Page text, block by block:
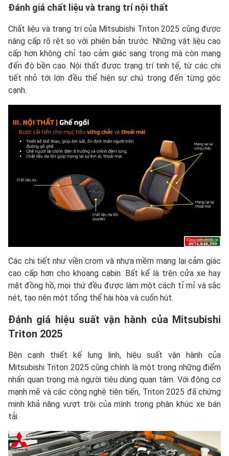
Đánh giá chất liệu và trang trí nội thất
Chất liệu và trang trí của Mitsubishi Triton 2025 cũng được
nâng cấp rõ rệt so với phiên bản trước. Những vật liệu cao
cấp hơn không chỉ tạo cảm giác sang trọng mà còn mang
đến độ bền cao. Nội thất được trang trí tinh tế, từ các chi
tiết nhỏ tới lớn đều thể hiện sự chú trọng đến từng góc
cạnh.
Các chi tiết như viền crom và nhựa mềm mang lại cảm giác
cao cấp hơn cho khoang cabin. Bất kể là trên cửa xe hay
mặt đồng hồ, mọi thứ đều được làm một cách tỉ mỉ và sắc
nét, tạo nên một tổng thể hài hòa và cuốn hút.
Đánh giá hiệu suất vận hành của Mitsubishi
Triton 2025
Bên cạnh thiết kế lung linh, hiệu suất vận hành của
Mitsubishi Triton 2025 cũng chính là một trong những điểm
nhấn quan trọng mà người tiêu dùng quan tâm. Với động cơ
mạnh mẽ và các công nghệ tiên tiến, Triton 2025 đã chứng
minh khả năng vượt trội của mình trong phân khúc xe bán
tải.